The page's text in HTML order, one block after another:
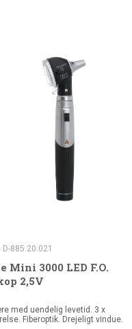
D-885.20.021
Mini 3000 LED F.O.
2,5V
med uendelig levetid. 3 x
Fiberoptik. Drejeligt vindue.